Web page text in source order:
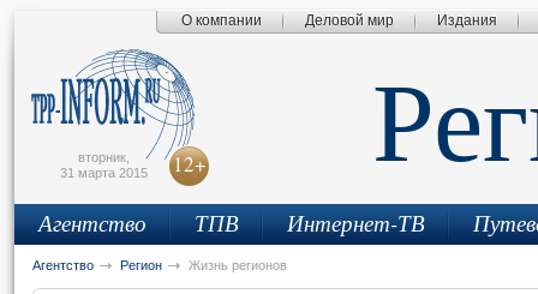
О компании Деловой мир Издания
вторник,
31 марта 2015
12+
Агентство ТПВ Интернет-ТВ
Агентство Регион Жизнь регионов